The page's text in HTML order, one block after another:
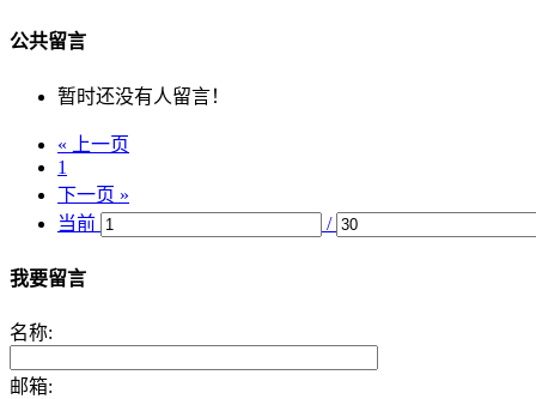
公共留言
暂时还没有人留言！
« 上一页
1
下一页 »
当前
/
我要留言
名称:
邮箱: